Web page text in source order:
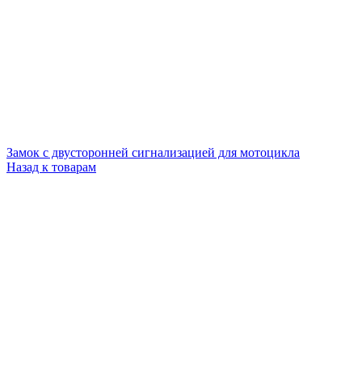
Замок с двусторонней сигнализацией для мотоцикла
Назад к товарам